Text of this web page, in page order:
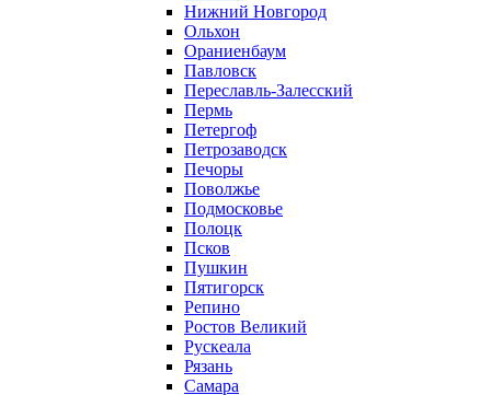
Нижний Новгород
Ольхон
Ораниенбаум
Павловск
Переславль-Залесский
Пермь
Петергоф
Петрозаводск
Печоры
Поволжье
Подмосковье
Полоцк
Псков
Пушкин
Пятигорск
Репино
Ростов Великий
Рускеала
Рязань
Самара